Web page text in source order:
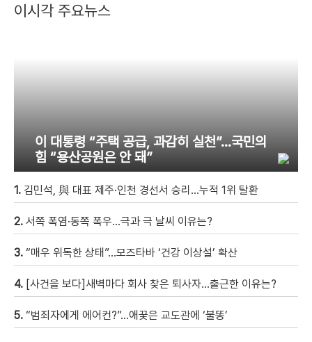
이시각 주요뉴스
이 대통령 “주택 공급, 과감히 실천”…국민의
힘 “용산공원은 안 돼”
1. 김민석, 與 대표 제주·인천 경선서 승리…누적 1위 탈환
2. 서쪽 폭염·동쪽 폭우…극과 극 날씨 이유는?
3. “매우 위독한 상태”…모즈타바 ‘건강 이상설’ 확산
4. [사건을 보다]새벽마다 회사 찾은 퇴사자…출근한 이유는?
5. “범죄자에게 에어컨?”…애꿎은 교도관에 ‘불똥’